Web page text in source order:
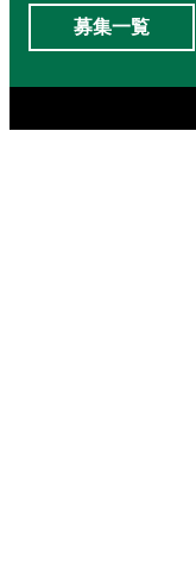
募集一覧